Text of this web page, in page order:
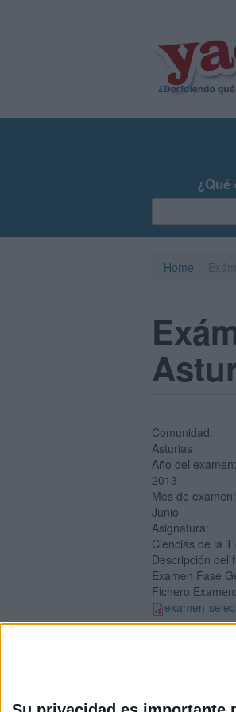
Home
Comunidad:
Asturias
Año del examen:
2013
Mes de examen:
Junio
Asignatura:
Ciencias de la
Descripción del
Examen Fase
Fichero Examen:
examen-